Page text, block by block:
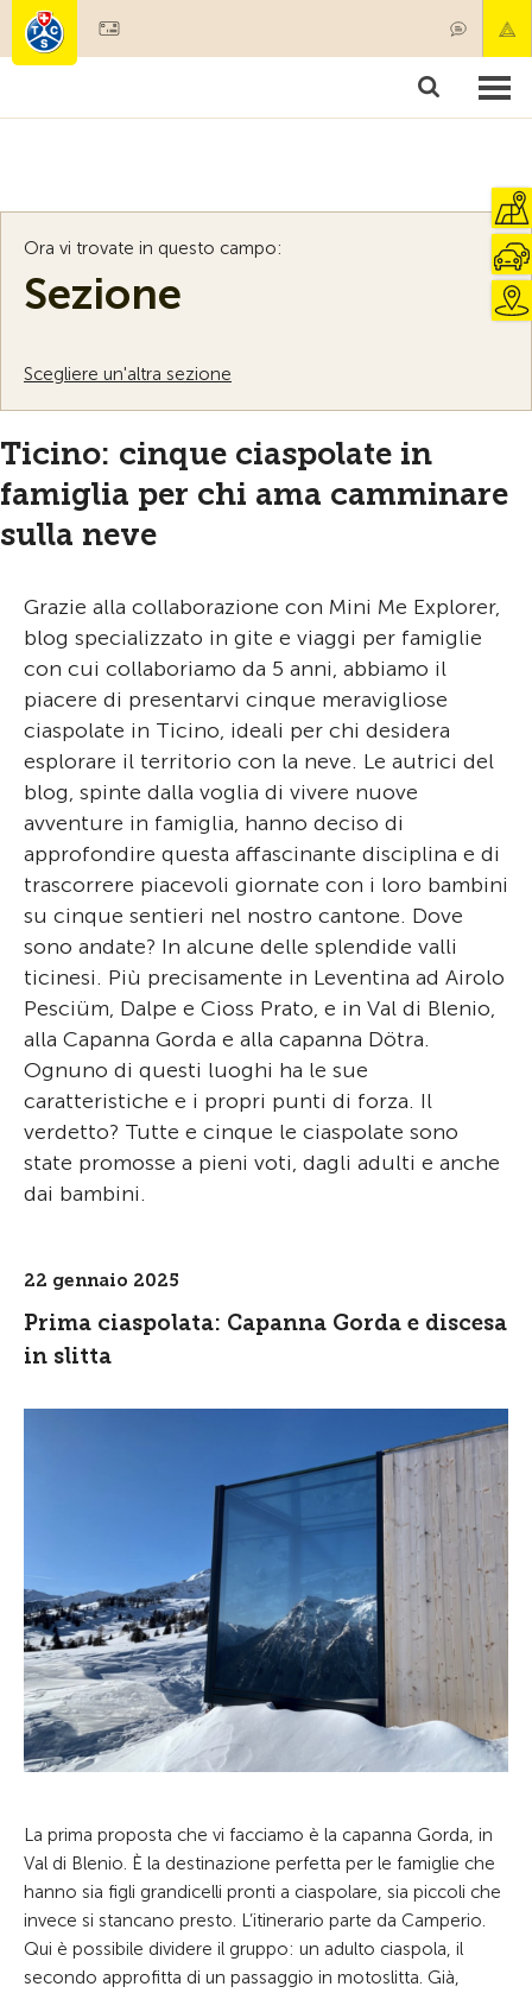
Societariato & prestazioni
Ora vi trovate in questo campo:
Sezione
Scegliere un'altra sezione
Ticino: cinque ciaspolate in
famiglia per chi ama camminare
sulla neve
Grazie alla collaborazione con Mini Me Explorer,
blog specializzato in gite e viaggi per famiglie
con cui collaboriamo da 5 anni, abbiamo il
piacere di presentarvi cinque meravigliose
ciaspolate in Ticino, ideali per chi desidera
esplorare il territorio con la neve. Le autrici del
blog, spinte dalla voglia di vivere nuove
avventure in famiglia, hanno deciso di
approfondire questa affascinante disciplina e di
trascorrere piacevoli giornate con i loro bambini
su cinque sentieri nel nostro cantone. Dove
sono andate? In alcune delle splendide valli
ticinesi. Più precisamente in Leventina ad Airolo
Pesciüm, Dalpe e Cioss Prato, e in Val di Blenio,
alla Capanna Gorda e alla capanna Dötra.
Ognuno di questi luoghi ha le sue
caratteristiche e i propri punti di forza. Il
verdetto? Tutte e cinque le ciaspolate sono
state promosse a pieni voti, dagli adulti e anche
dai bambini.
22 gennaio 2025
Prima ciaspolata: Capanna Gorda e discesa
in slitta
La prima proposta che vi facciamo è la capanna Gorda, in
Val di Blenio. È la destinazione perfetta per le famiglie che
hanno sia figli grandicelli pronti a ciaspolare, sia piccoli che
invece si stancano presto. L’itinerario parte da Camperio.
Qui è possibile dividere il gruppo: un adulto ciaspola, il
secondo approfitta di un passaggio in motoslitta. Già,